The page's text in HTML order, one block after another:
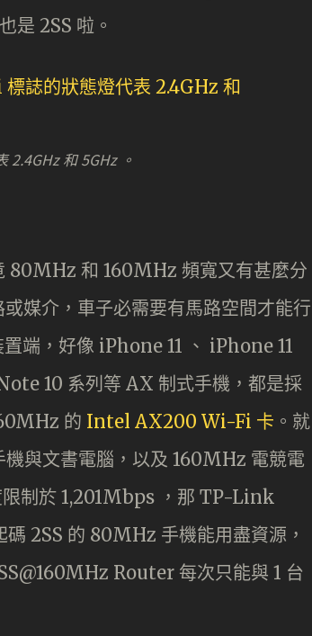
2SS 啦。
2.4GHz 和 5GHz 。
80MHz 和 160MHz 頻寬又有甚麼分
媒介，車子必需要有馬路空間才能行
端，好像 iPhone 11 、 iPhone 11
10 系列等 AX 制式手機，都是採
的 Intel AX200 Wi-Fi 卡 。就
與文書電腦，以及 160MHz 電競電
制於 1,201Mbps ，那 TP-Link
2SS 的 80MHz 手機能用盡資源，
Router 每次只能與 1 台